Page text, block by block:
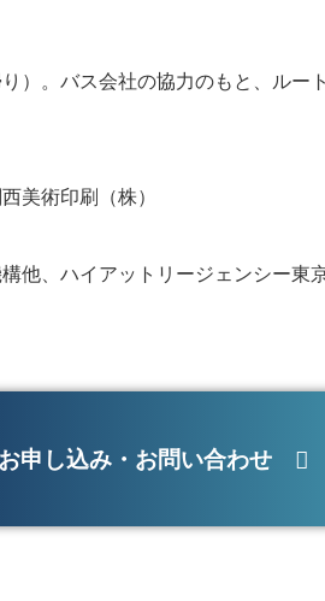
）。バス会社の協力のもと、ルー
美術印刷（株）
他、ハイアットリージェンシー東
お申し込み・お問い合わせ